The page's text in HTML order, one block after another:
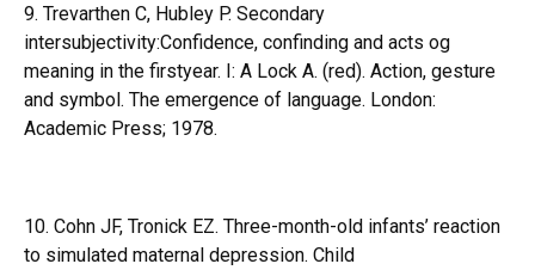
9. Trevarthen C, Hubley P. Secondary
intersubjectivity:Confidence, confinding and acts og
meaning in the firstyear. I: A Lock A. (red). Action, gesture
and symbol. The emergence of language. London:
Academic Press; 1978.
10. Cohn JF, Tronick EZ. Three-month-old infants’ reaction
to simulated maternal depression. Child